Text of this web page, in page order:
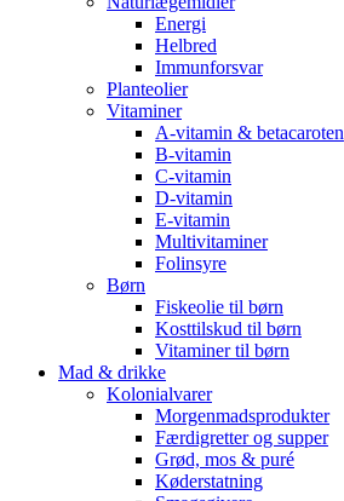
Energi
Helbred
Immunforsvar
Planteolier
Vitaminer
A-vitamin & betacaroten
B-vitamin
C-vitamin
D-vitamin
E-vitamin
Multivitaminer
Folinsyre
Børn
Fiskeolie til børn
Kosttilskud til børn
Vitaminer til børn
Mad & drikke
Kolonialvarer
Morgenmadsprodukter
Færdigretter og supper
Grød, mos & puré
Køderstatning